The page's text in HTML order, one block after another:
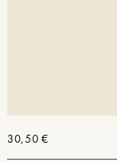
30,50€